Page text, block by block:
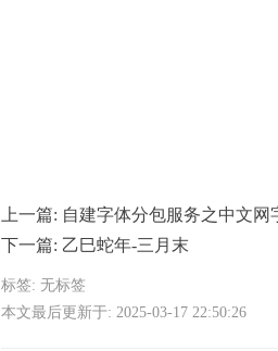
上一篇: 自建字体分包服务之中文网
下一篇: 乙巳蛇年-三月末
标签: 无标签
本文最后更新于: 2025-03-17 22:50:26